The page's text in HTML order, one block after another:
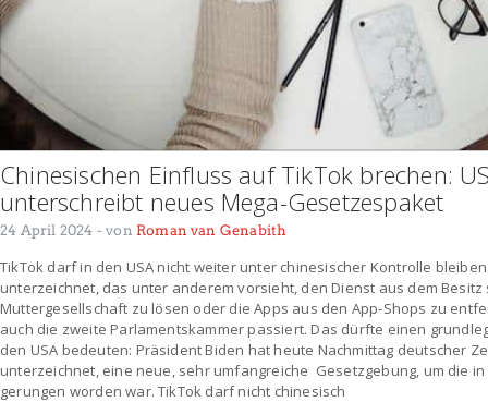
Chinesischen Einfluss auf TikTok brechen:
unterschreibt neues Mega-Gesetzespaket
24 April 2024 - von Roman van Genabith
TikTok darf in den USA nicht weiter unter chinesischer Kontrolle
unterzeichnet, das unter anderem vorsieht, den Dienst aus dem
Muttergesellschaft zu lösen oder die Apps aus den App-Shops zu
auch die zweite Parlamentskammer passiert. Das dürfte einen
den USA bedeuten: Präsident Biden hat heute Nachmittag deutscher
unterzeichnet, eine neue, sehr umfangreiche Gesetzgebung, um die
gerungen worden war. TikTok darf nicht chinesisch